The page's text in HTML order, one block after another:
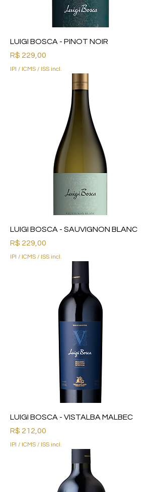
LUIGI BOSCA - PINOT NOIR
Preço
R$ 229,00
IPI / ICMS / ISS incl.
LUIGI BOSCA - SAUVIGNON BLANC
Preço
R$ 229,00
IPI / ICMS / ISS incl.
LUIGI BOSCA - VISTALBA MALBEC
Preço
R$ 212,00
IPI / ICMS / ISS incl.